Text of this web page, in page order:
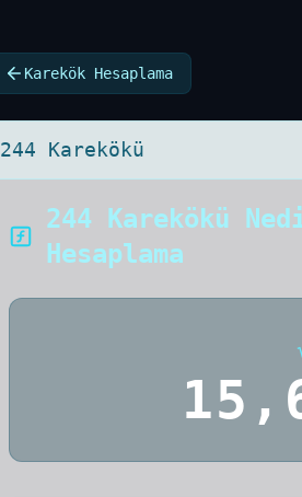
Karekök Hesaplama
244 Karekökü
244 Karekökü
Hesaplama